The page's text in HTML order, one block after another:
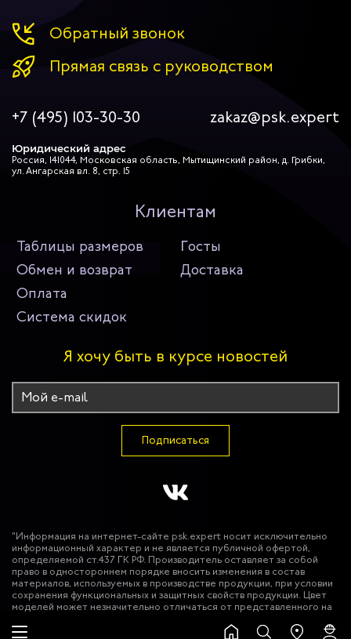
Обратный звонок
Прямая связь с руководством
+7 (495) 103-30-30 zakaz@psk.expert
Юридический адрес
Россия, 141044, Московская область, Мытищинский район, д. Грибки,
ул. Ангарская вл. 8, стр. 15
Клиентам
Таблицы размеров
Госты
Обмен и возврат
Доставка
Оплата
Система скидок
Я хочу быть в курсе новостей
Подписаться
"Информация на интернет-сайте psk.expert носит исключительно
информационный характер и не является публичной офертой,
определяемой ст.437 ГК РФ. Производитель оставляет за собой
право в одностороннем порядке вносить изменения в состав
материалов, используемых в производстве продукции, при условии
сохранения функциональных и защитных свойств продукции. Цвет
моделей может незначительно отличаться от представленного на
разрешения запрещено. © 2026 ООО "Эксперт Спецодежда""